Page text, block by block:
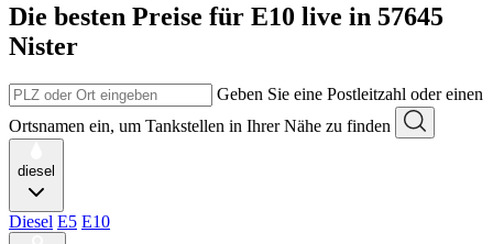
Die besten Preise für E10 live in 57645
Nister
Geben Sie eine Postleitzahl oder einen
Ortsnamen ein, um Tankstellen in Ihrer Nähe zu finden
diesel
Diesel E5 E10